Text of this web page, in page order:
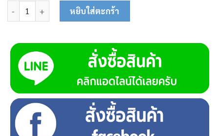
จำนวน ตัวปรับแรงดัน 80-0160 ชิ้น
หยิบใส่ตะกร้า